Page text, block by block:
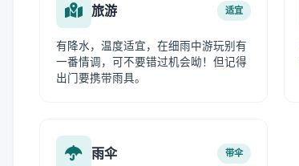
旅游 适宜
有降水，温度适宜，在细雨中游玩别有
一番情调，可不要错过机会呦！但记得
出门要携带雨具。
雨伞 带伞